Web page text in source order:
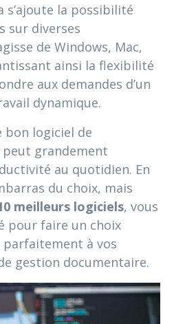
s’ajoute la possibilité
sur diverses
de Windows, Mac,
ainsi la flexibilité
aux demandes d’un
dynamique.
bon logiciel de
peut grandement
au quotidien. En
du choix, mais
meilleurs logiciels, vous
pour faire un choix
à vos
gestion documentaire.